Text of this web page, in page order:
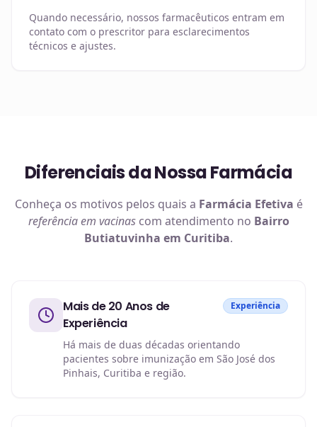
Quando necessário, nossos farmacêuticos entram em
contato com o prescritor para esclarecimentos
técnicos e ajustes.
Diferenciais da Nossa Farmácia
Conheça os motivos pelos quais a Farmácia Efetiva é
referência em vacinascom atendimento no Bairro
Butiatuvinha em Curitiba.
Mais de 20 Anos de
Experiência
Experiência
Há mais de duas décadas orientando
pacientes sobre imunização em São José dos
Pinhais, Curitiba e região.